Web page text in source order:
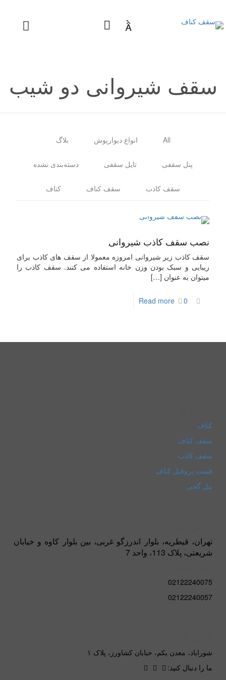

سقف شیروانی دو شیب
All انواع دیوارپوش بلاگ
پنل سقفی تایل سقفی دسته‌بندی نشده
سقف کاذب سقف کناف کناف
نصب سقف کاذب شیروانی
سقف کاذب زیر شیروانی امروزه معمولا از سقف های کاذب برای
زیبایی و سبک بودن وزن خانه استفاده می کنند. سقف کاذب را
میتوان به عنوان […]
0
Read more
کناف
سقف کناف
سقف کاذب
قیمت پروفیل کناف
پنل گچی
تهران، قیطریه، بلوار اندرزگو غربی، بین بلوار کاوه و خیابان
شریعتی، پلاک 113، واحد 7
02122240075
02122240057
شوراباد، معدن یکم، خیابان کشاورز، پلاک ۱
ما را دنبال کنید: